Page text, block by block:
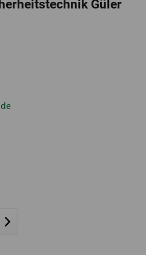
Güler